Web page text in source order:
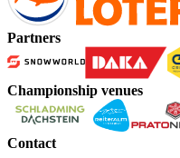
Partners
Championship venues
Contact